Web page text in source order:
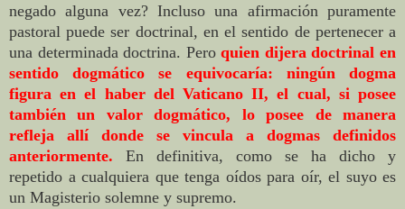
negado alguna vez? Incluso una afirmación puramente
pastoral puede ser doctrinal, en el sentido de pertenecer a
una determinada doctrina. Peroquien dijera doctrinal en
sentido dogmático se equivocaría: ningún dogma
figura en el haber del Vaticano II, el cual, si posee
también un valor dogmático, lo posee de manera
refleja allí donde se vincula a dogmas definidos
anteriormente. En definitiva, como se ha dicho y
repetido a cualquiera que tenga oídos para oír, el suyo es
un Magisterio solemne y supremo.